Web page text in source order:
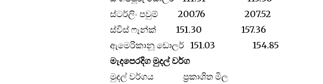
ස්ටර්ලිං පවුම් 200.76 207.52
ස්විස් ෆෑන්ක් 151.30 157.36
ඇමෙරිකානූ ඩොලර් 151.03 154.85
මැදපෙරදිග මුදල් වර්ග
මුදල් වර්ගය ප්‍රකාශිත මිල